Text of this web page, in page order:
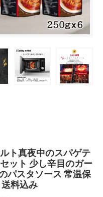
ト真夜中のスパゲテ
ット 少し辛目のガー
パスタソース 常温保
料込み